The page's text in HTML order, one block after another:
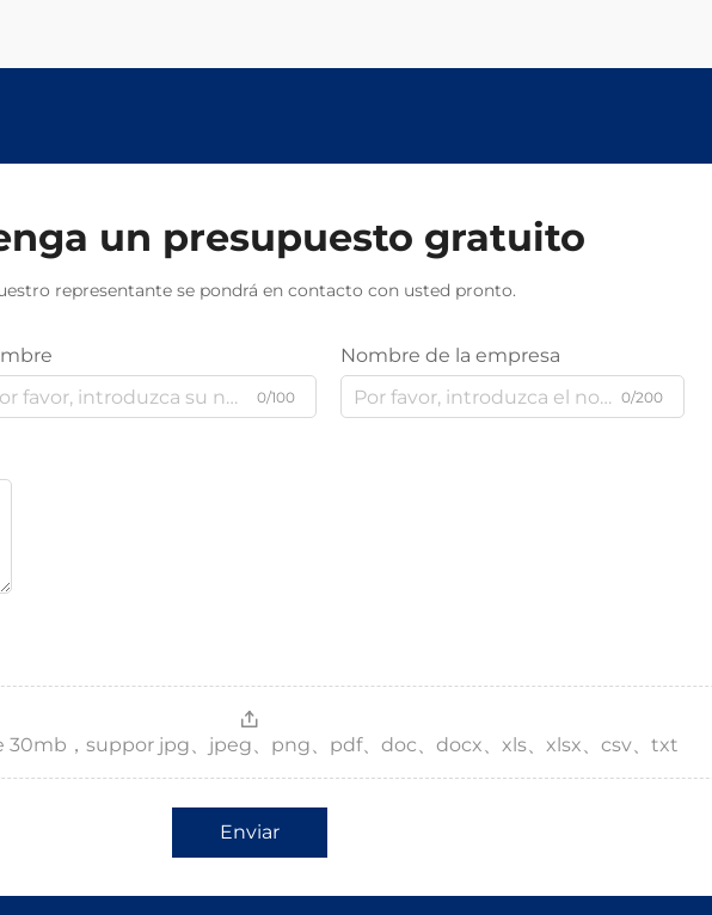
un presupuesto gratuito
representante se pondrá en contacto con usted pronto.
0/100
Nombre de la empresa
0/200
30mb，suppor jpg、jpeg、png、pdf、doc、docx、xls、xlsx、csv、txt
Enviar